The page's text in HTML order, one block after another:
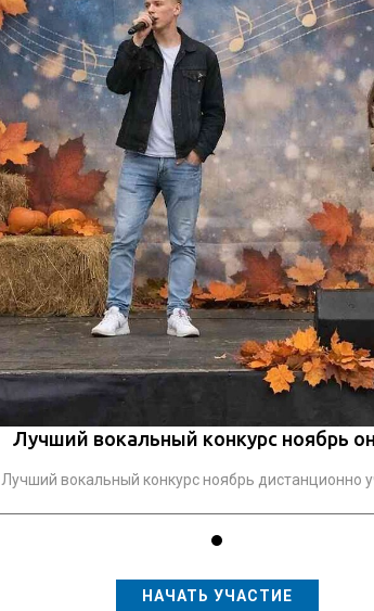
Лучший вокальный конкурс ноябрь
Лучший вокальный конкурс ноябрь дистанционно
НАЧАТЬ УЧАСТИЕ